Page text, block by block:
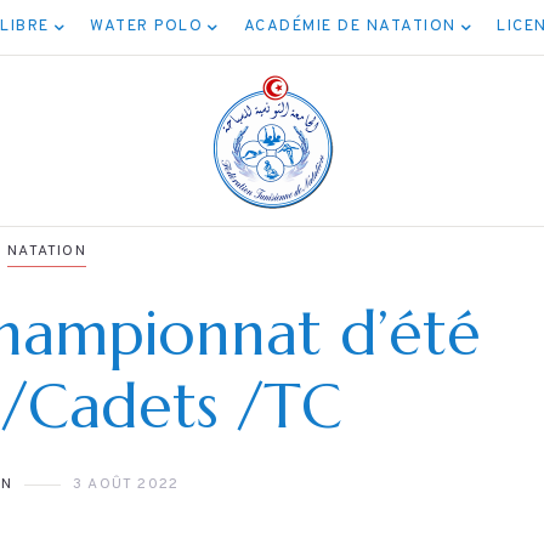
WATER POLO ACADÉMIE DE NATATION
NATATION
d’été
Cadets /TC
3 AOÛT 2022
NATATION
برنامج
NATATION
مسابقة المياه